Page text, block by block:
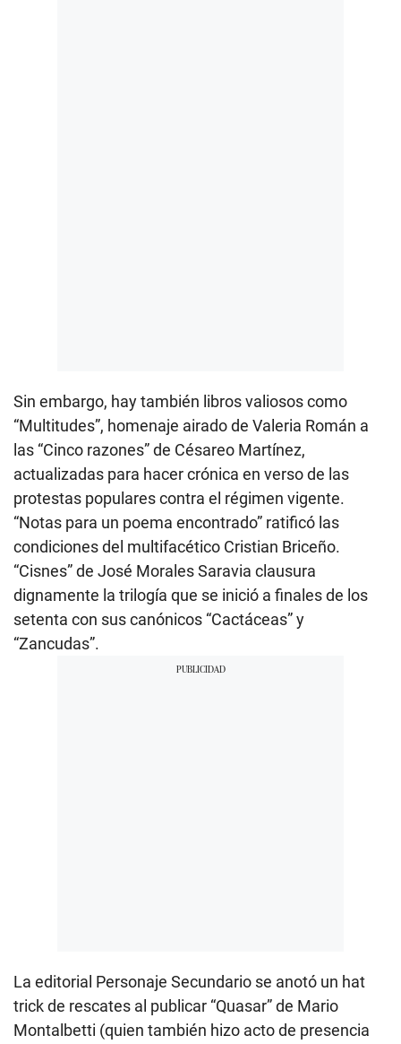
Sin embargo, hay también libros valiosos como
“Multitudes”, homenaje airado de Valeria Román a
las “Cinco razones” de Césareo Martínez,
actualizadas para hacer crónica en verso de las
protestas populares contra el régimen vigente.
“Notas para un poema encontrado” ratificó las
condiciones del multifacético Cristian Briceño.
“Cisnes” de José Morales Saravia clausura
dignamente la trilogía que se inició a finales de los
setenta con sus canónicos “Cactáceas” y
“Zancudas”.
La editorial Personaje Secundario se anotó un hat
trick de rescates al publicar “Quasar” de Mario
Montalbetti (quien también hizo acto de presencia